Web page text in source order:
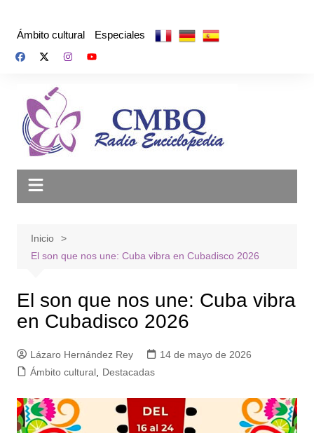
Ámbito cultural Especiales
Inicio
El son que nos une: Cuba vibra en Cubadisco 2026
El son que nos une: Cuba vibra
en Cubadisco 2026
Lázaro Hernández Rey
14 de mayo de 2026
Ámbito cultural, Destacadas